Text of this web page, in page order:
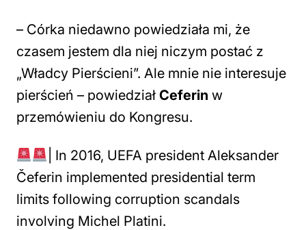
– Córka niedawno powiedziała mi, że
czasem jestem dla niej niczym postać z
„Władcy Pierścieni”. Ale mnie nie interesuje
pierścień – powiedział Ceferin w
przemówieniu do Kongresu.
| In 2016, UEFA president Aleksander
Čeferin implemented presidential term
limits following corruption scandals
involving Michel Platini.